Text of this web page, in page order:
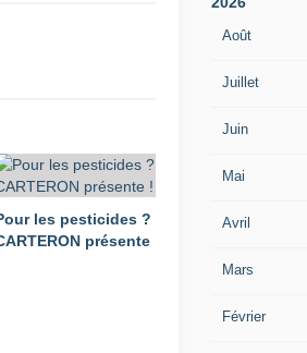
les pesticides ?
présente
Août
Juillet
Juin
Mai
Avril
Mars
Février